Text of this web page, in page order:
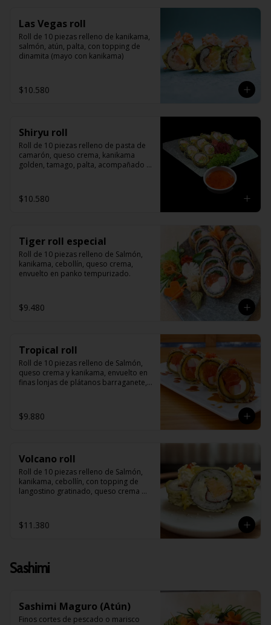
Las Vegas roll
Roll de 10 piezas relleno de kanikama,
salmón, atún, palta, con topping de
dinamita (mayo con kanikama)
$10.580
Shiryu roll
Roll de 10 piezas relleno de pasta de
camarón, queso crema, kanikama
golden, tamago, palta, acompañado
$10.580
Tiger roll especial
Roll de 10 piezas relleno de Salmón,
kanikama, cebollín, queso crema,
envuelto en panko tempurizado.
$9.480
Tropical roll
Roll de 10 piezas relleno de Salmón,
queso crema y kanikama, envuelto en
finas lonjas de plátanos barraganete,
$9.880
Volcano roll
Roll de 10 piezas relleno de Salmón,
kanikama, cebollín, con topping de
langostino gratinado, queso crema
$11.380
Sashimi
Sashimi Maguro (Atún)
Finos cortes de pescado o marisco